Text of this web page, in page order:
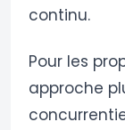
continu.
Pour les
approche